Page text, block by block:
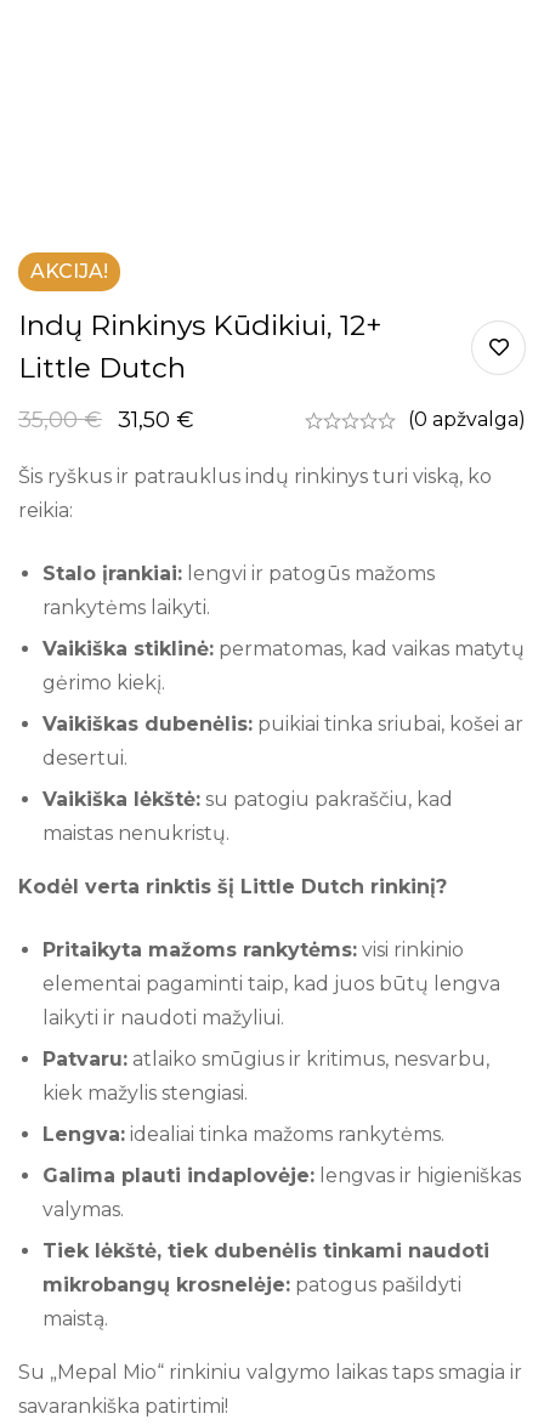
AKCIJA!
Indų Rinkinys Kūdikiui, 12+
Little Dutch
35,00€ 31,50 € (0 apžvalga)
Šis ryškus ir patrauklus indų rinkinys turi viską, ko
reikia:
Stalo įrankiai: lengvi ir patogūs mažoms
rankytėms laikyti.
Vaikiška stiklinė: permatomas, kad vaikas matytų
gėrimo kiekį.
Vaikiškas dubenėlis: puikiai tinka sriubai, košei ar
desertui.
Vaikiška lėkštė: su patogiu pakraščiu, kad
maistas nenukristų.
Kodėl verta rinktis šį Little Dutch rinkinį?
Pritaikyta mažoms rankytėms: visi rinkinio
elementai pagaminti taip, kad juos būtų lengva
laikyti ir naudoti mažyliui.
Patvaru: atlaiko smūgius ir kritimus, nesvarbu,
kiek mažylis stengiasi.
Lengva: idealiai tinka mažoms rankytėms.
Galima plauti indaplovėje: lengvas ir higieniškas
valymas.
Tiek lėkštė, tiek dubenėlis tinkami naudoti
mikrobangų krosnelėje: patogus pašildyti
maistą.
Su „Mepal Mio“ rinkiniu valgymo laikas taps smagia ir
savarankiška patirtimi!